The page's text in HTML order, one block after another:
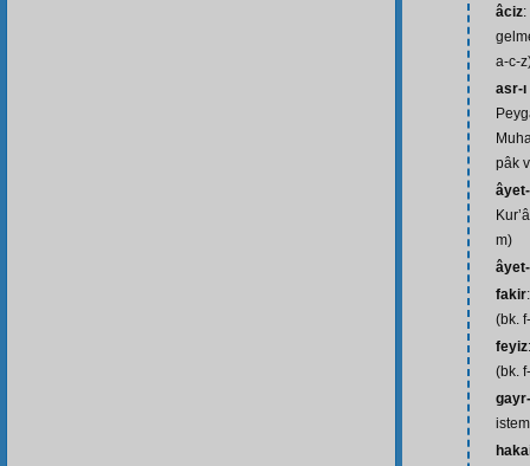
âciz
a-c-
asr-
pâk
m)
fakir
(bk.
feyiz
(bk.